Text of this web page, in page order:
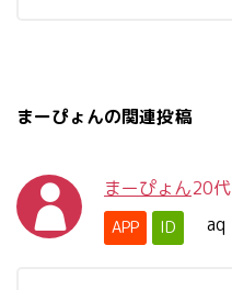
まーぴょんの関連投稿
まーぴょん20代
APP ID aq